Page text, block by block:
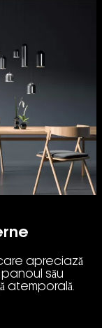
apreciază
său
atemporală.